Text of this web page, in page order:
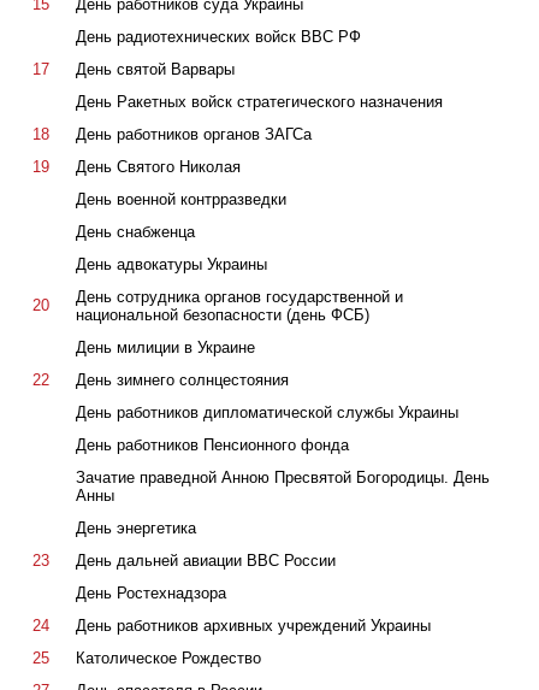
15
День работников суда Украины
День радиотехнических войск ВВС РФ
17
День святой Варвары
День Ракетных войск стратегического назначения
18
День работников органов ЗАГСа
19
День Святого Николая
День военной контрразведки
День снабженца
День адвокатуры Украины
20
День сотрудника органов государственной и
национальной безопасности (день ФСБ)
День милиции в Украине
22
День зимнего солнцестояния
День работников дипломатической службы Украины
День работников Пенсионного фонда
Зачатие праведной Анною Пресвятой Богородицы. День
Анны
День энергетика
23
День дальней авиации ВВС России
День Ростехнадзора
24
День работников архивных учреждений Украины
25
Католическое Рождество